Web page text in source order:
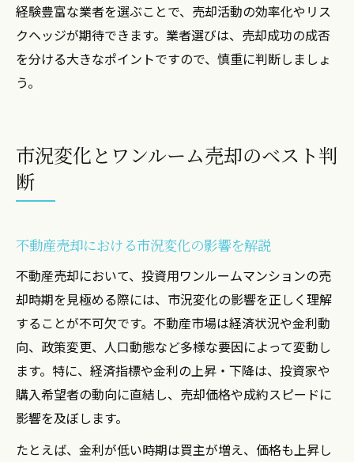
経験豊富な業者を選ぶことで、売却活動の効率化やリス
クヘッジが期待できます。業者選びは、売却成功の成否
を分ける大きなポイントですので、慎重に判断しましょ
う。
市況変化とワンルーム売却のベスト判
断
不動産売却における市況変化の影響を解説
不動産売却において、投資用ワンルームマンションの売
却時期を見極める際には、市況変化の影響を正しく理解
することが不可欠です。不動産市場は経済状況や金利動
向、政策変更、人口動態など多様な要因によって変動し
ます。特に、経済指標や金利の上昇・下降は、投資家や
購入希望者の動向に直結し、売却価格や成約スピードに
影響を及ぼします。
たとえば、金利が低い時期は買主が増え、価格も上昇し